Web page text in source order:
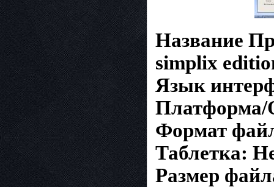
Название
simplix
Язык
Формат
Таблетка:
Размер